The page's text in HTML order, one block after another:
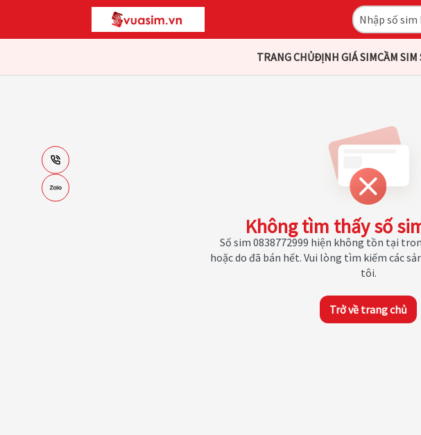
TRANG CHỦĐỊNH GIÁ SIMCẦM SIM
Không tìm thấy số
Số sim 0838772999 hiện không tồn tại
hoặc do đã bán hết. Vui lòng tìm kiếm các
tôi.
Trở về trang chủ